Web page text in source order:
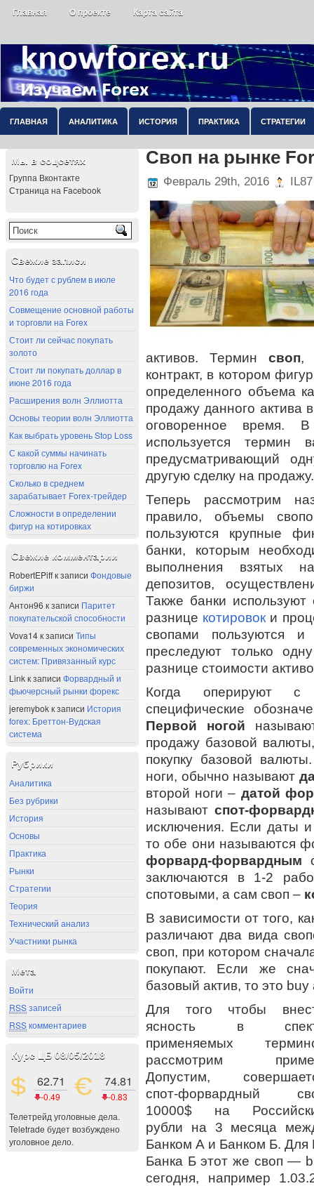
Главная О проекте Карта сайта
ГЛАВНАЯ АНАЛИТИКА ИСТОРИЯ ПРАКТИКА СТРАТЕГИИ
Мы в соцсетях
Группа Вконтакте
Страница на Facebook
Свежие записи
Что будет с рублем в июле
2016 года
Совмещение основной работы
и торговли на Forex
Стоит ли сейчас покупать
золото
Стоит ли покупать доллар в
июне 2016 года
Расширения волн Эллиотта
Основы теории волн Эллиотта
Как выбрать уровень Stop Loss
С какой суммы начинать
торговлю на Forex
Сколько в среднем
зарабатывает Forex-трейдер
Сложности в определении
фигур на котировках
Свежие комментарии
RobertEPiffк записи Фондовые
биржи
Антон96 к записи Паритет
покупательской способности
Vova14к записи Типы
современных экономических
систем: Привязанный курс
Linkк записи Форвардный и
фьючерсный рынки форекс
jeremybokк записи История
forex: Бреттон-Вудская
система
Рубрики
Аналитика
Без рубрики
История
Основы
Практика
Рынки
Стратегии
Теория
Технический анализ
Участники рынка
Мета
Войти
RSSзаписей
RSSкомментариев
Курс ЦБ 08/05/2018
62.71
-0.49
74.81
-0.83
Телетрейд уголовные дела.
Teletrade будет возбуждено
уголовное дело.
Своп на рынке
Февраль 29th, 2016 IL87
активов. Термин своп,
контракт, в котором
определенного объема
продажу данного актива
оговоренное время.
используется термин
предусматривающий
другую сделку на продажу.
Теперь рассмотрим
правило, объемы
пользуются крупные
банки, которым
выполнения взятых
депозитов,
Также банки
разнице котировок и
свопами пользуются
преследуют только
разнице стоимости
Когда оперируют с
специфические
Первой ногой
продажу базовой
покупку базовой
ноги, обычно называют
второй ноги – датой
называют спот-
исключения. Если даты
то обе они называются
форвард-форвардным
заключаются в 1-2
спотовыми, а сам своп –
В зависимости от того,
различают два вида
своп, при котором
покупают. Если же
базовый актив, то это
Для того чтобы
ясность в
применяемых
рассмотрим
Допустим,
спот-форвардный
10000$ на
рубли на 3 месяца
Банком А и Банком Б. Для
Банка Б этот же своп —
сегодня, например